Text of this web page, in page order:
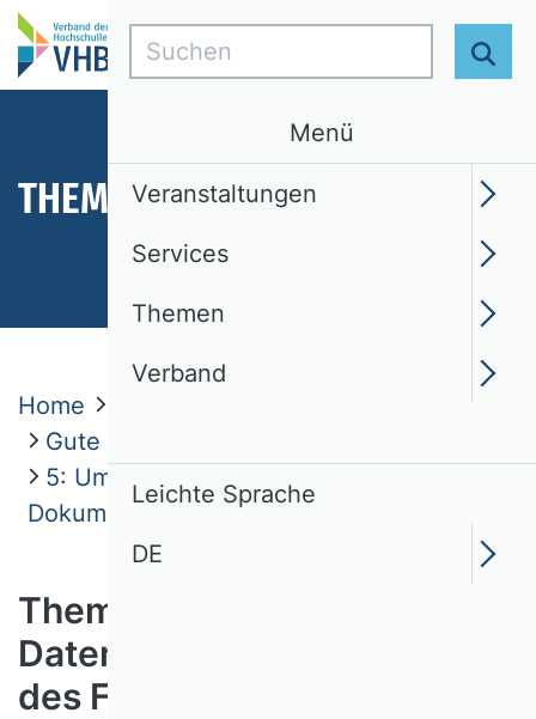
THEMEN
Home
Gute fachliche Praktiken
5: Umgang mit Daten und
Dokumentationen
Themenfeld 5: Umgang mit
Daten und Dokumentation
des Forschungsprozesses
Suchen
Menü
Veranstaltungen
Services
Themen
Verband
Leichte Sprache
DE